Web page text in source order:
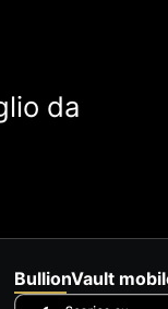
da
BullionVault